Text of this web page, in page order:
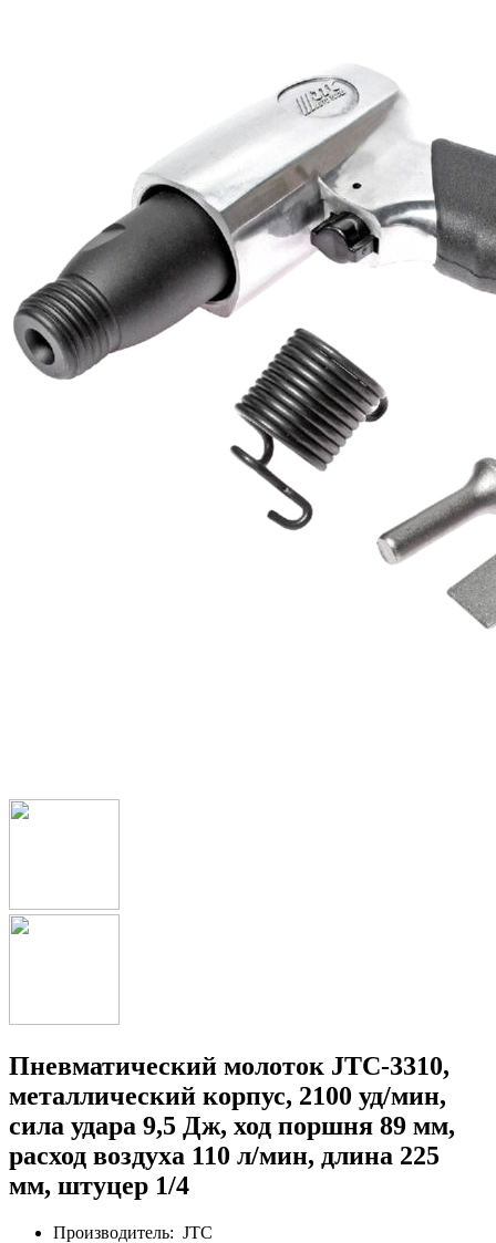
Пневматический молоток JTC-3310,
металлический корпус, 2100 уд/мин,
сила удара 9,5 Дж, ход поршня 89 мм,
расход воздуха 110 л/мин, длина 225
мм, штуцер 1/4
Производитель: JTC